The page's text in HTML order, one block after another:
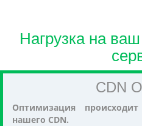
Нагрузка на
CDN
Оптимизация
нашего CDN.